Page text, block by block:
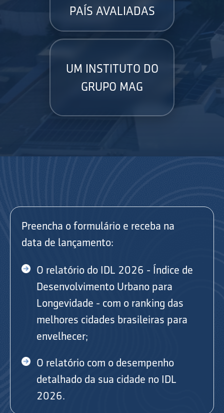
PAÍS AVALIADAS
UM INSTITUTO DO
GRUPO MAG
Preencha o formulário e receba na
data de lançamento:
O relatório do IDL 2026 - Índice de
Desenvolvimento Urbano para
Longevidade - com o ranking das
melhores cidades brasileiras para
envelhecer;
O relatório com o desempenho
detalhado da sua cidade no IDL
2026.